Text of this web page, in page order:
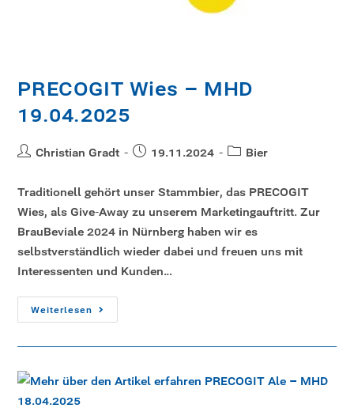
PRECOGIT Wies – MHD
19.04.2025
Christian Gradt 19.11.2024 Bier
Traditionell gehört unser Stammbier, das PRECOGIT
Wies, als Give-Away zu unserem Marketingauftritt. Zur
BrauBeviale 2024 in Nürnberg haben wir es
selbstverständlich wieder dabei und freuen uns mit
Interessenten und Kunden…
Weiterlesen